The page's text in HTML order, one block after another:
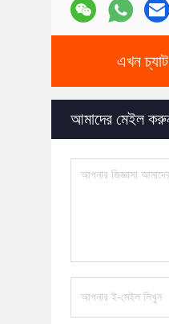
এখন
আমাদের মেইল